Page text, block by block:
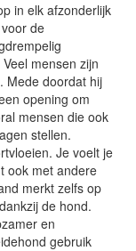
in elk afzonderlijk
de
mensen zijn
Mede doordat hij
opening om
mensen die ook
stellen.
Je voelt je
ook met andere
merkt zelfs op
de hond.
en
gebruik